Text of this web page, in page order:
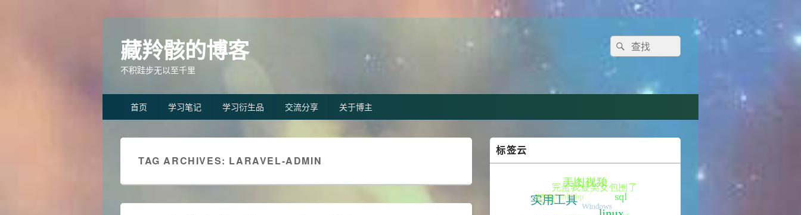
藏羚骸的博客
不积跬步无以至千里
Search
for:
Search
Primary首页 学习笔记 学习衍生品 交流分享 关于博主
TAG ARCHIVES: LARAVEL-ADMIN
Primary
Sidebar
Widget
标签云